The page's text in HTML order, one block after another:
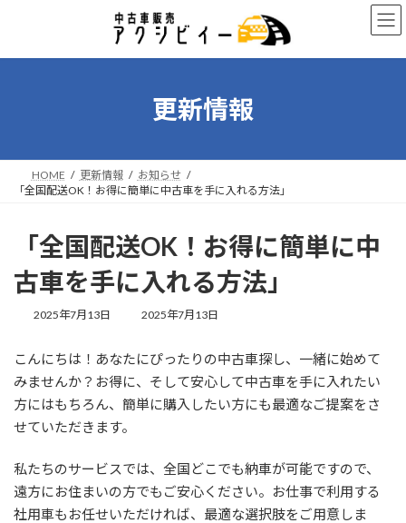
ン
ー
更新情報
HOME 更新情報
お知らせ
「全国配送OK！お得に簡単に中古車を手に入れる方法」
「全国配送OK！お得に簡単に中
古車を手に入れる方法」
2025年7月13日
最
新
日
時
:
2025年7月13日
こんにちは！あなたにぴったりの中古車探し、一緒に始めて
みませんか？お得に、そして安心して中古車を手に入れたい
方にはもちろん、簡単に購入したい方にも最適なご提案をさ
せていただきます。
私たちのサービスでは、全国どこでも納車が可能ですので、
遠方にお住まいの方でもご安心ください。お仕事で利用する
社用車もお任せいただければ、最適な選択肢をご用意しま